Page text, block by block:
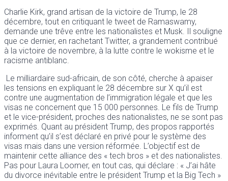
Charlie Kirk, grand artisan de la victoire de Trump, le 28
décembre, tout en critiquant le tweet de Ramaswamy,
demande une trêve entre les nationalistes et Musk. Il souligne
que ce dernier, en rachetant Twitter, a grandement contribué
à la victoire de novembre, à la lutte contre le wokisme et le
racisme antiblanc.
Le milliardaire sud-africain, de son côté, cherche à apaiser
les tensions en expliquant le 28 décembre sur X qu’il est
contre une augmentation de l’immigration légale et que les
visas ne concernent que 15 000 personnes. Le fils de Trump
et le vice-président, proches des nationalistes, ne se sont pas
exprimés. Quant au président Trump, des propos rapportés
informent qu’il s’est déclaré en privé pour le système des
visas mais dans une version réformée. L’objectif est de
maintenir cette alliance des « tech bros » et des nationalistes.
Pas pour Laura Loomer, en tout cas, qui déclare : « J’ai hâte
du divorce inévitable entre le président Trump et la Big Tech »